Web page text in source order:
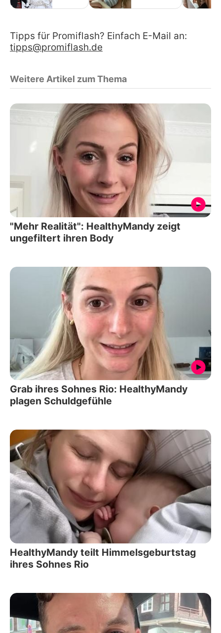
Tipps für Promiflash? Einfach E-Mail an:
tipps@promiflash.de
Weitere Artikel zum Thema
"Mehr Realität": HealthyMandy zeigt
ungefiltert ihren Body
Grab ihres Sohnes Rio: HealthyMandy
plagen Schuldgefühle
HealthyMandy teilt Himmelsgeburtstag
ihres Sohnes Rio